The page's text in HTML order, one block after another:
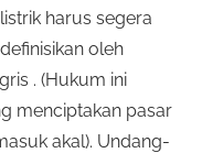
harus segera
oleh
. (Hukum ini
menciptakan pasar
akal). Undang-